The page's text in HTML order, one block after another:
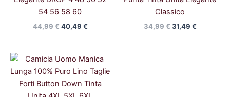
54 56 58 60
44,99€ 40,49 €
Classico
34,99€ 31,49 €
Il
originale
era:
54,99 €.
Il
attuale
è:
49,99 €.